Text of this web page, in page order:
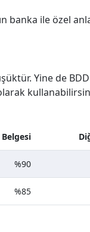
banka ile özel
Yine de
Belgesi
%90
%85